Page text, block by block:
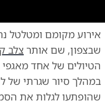
אירוע מקומם ומטלטל
שבצפון, שם אותר צלב
הטיולים של אחד
במהלך סיור שגרתי של
שהופתעו לגלות את